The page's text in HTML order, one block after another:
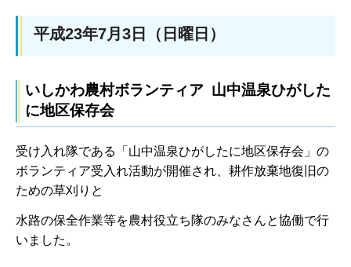
平成23年7月3日（日曜日）
いしかわ農村ボランティア 山中温泉ひがした
に地区保存会
受け入れ隊である「山中温泉ひがしたに地区保存会」の
ボランティア受入れ活動が開催され、耕作放棄地復旧の
ための草刈りと
水路の保全作業等を農村役立ち隊のみなさんと協働で行
いました。